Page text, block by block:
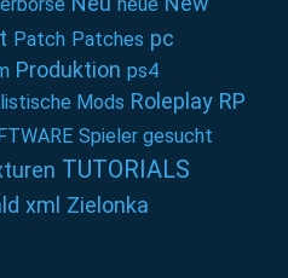
neue
Patch Patches pc
Produktion ps4
Mods Roleplay RP
Spieler gesucht
TUTORIALS
xml Zielonka